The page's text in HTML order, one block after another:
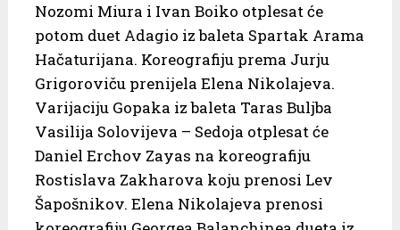
Nozomi Miura i Ivan Boiko otplesat će
potom duet Adagio iz baleta Spartak Arama
Hačaturijana. Koreografiju prema Jurju
Grigoroviču prenijela Elena Nikolajeva.
Varijaciju Gopaka iz baleta Taras Buljba
Vasilija Solovijeva – Sedoja otplesat će
Daniel Erchov Zayas na koreografiju
Rostislava Zakharova koju prenosi Lev
Šapošnikov. Elena Nikolajeva prenosi